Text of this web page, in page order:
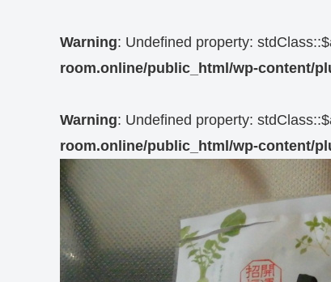
Warning: Undefined property:
room.online/public_html/wp-content/
Warning: Undefined property:
room.online/public_html/wp-content/